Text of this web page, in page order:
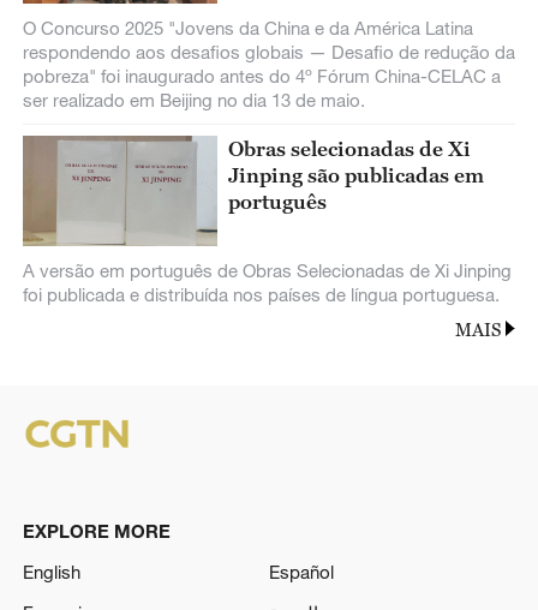
O Concurso 2025 "Jovens da China e da América Latina
respondendo aos desafios globais — Desafio de redução da
pobreza" foi inaugurado antes do 4º Fórum China-CELAC a
ser realizado em Beijing no dia 13 de maio.
Obras selecionadas de Xi
Jinping são publicadas em
português
A versão em português de Obras Selecionadas de Xi Jinping
foi publicada e distribuída nos países de língua portuguesa.
MAIS
EXPLORE MORE
English
Español